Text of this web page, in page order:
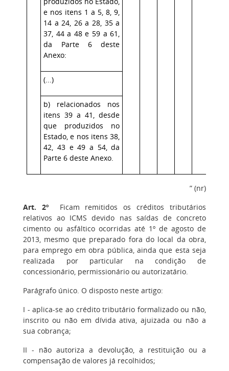
e nos itens 1 a 5, 8, 9,
14 a 24, 26 a 28, 35 a
37, 44 a 48 e 59 a 61,
da Parte 6 deste
Anexo:
(...)
b) relacionados nos
itens 39 a 41, desde
que produzidos no
Estado, e nos itens 38,
42, 43 e 49 a 54, da
Parte 6 deste Anexo.
” (nr)
Art. 2ºFicam remitidos os créditos tributários
relativos ao ICMS devido nas saídas de concreto
cimento ou asfáltico ocorridas até 1º de agosto de
2013, mesmo que preparado fora do local da obra,
para emprego em obra pública, ainda que esta seja
realizada por particular na condição de
concessionário, permissionário ou autorizatário.
Parágrafo único. O disposto neste artigo:
I - aplica-se ao crédito tributário formalizado ou não,
inscrito ou não em dívida ativa, ajuizada ou não a
sua cobrança;
II - não autoriza a devolução, a restituição ou a
compensação de valores já recolhidos;